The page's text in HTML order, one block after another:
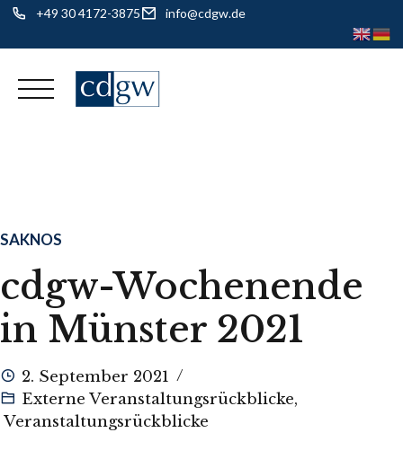
+49 30 4172-3875 info@cdgw.de
SAKNOS
cdgw-Wochenende
in Münster 2021
2. September 2021
Externe Veranstaltungsrückblicke,
Veranstaltungsrückblicke